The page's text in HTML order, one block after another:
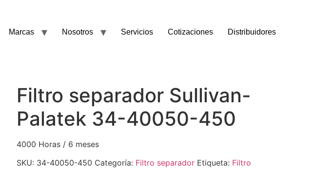
Marcas Nosotros Servicios Cotizaciones Distribuidores
Filtro separador Sullivan-
Palatek 34-40050-450
4000 Horas / 6 meses
SKU: 34-40050-450 Categoría: Filtro separador Etiqueta: Filtro